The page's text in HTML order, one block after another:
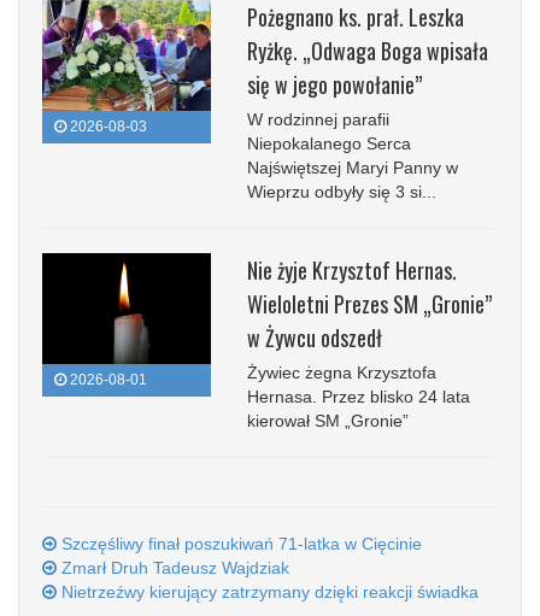
2026-08-03
Pożegnano ks. prał. Leszka
Ryżkę. „Odwaga Boga wpisała
się w jego powołanie”
W rodzinnej parafii
Niepokalanego Serca
Najświętszej Maryi Panny w
Wieprzu odbyły się 3 si...
2026-08-01
Nie żyje Krzysztof Hernas.
Wieloletni Prezes SM „Gronie”
w Żywcu odszedł
Żywiec żegna Krzysztofa
Hernasa. Przez blisko 24 lata
kierował SM „Gronie”
Szczęśliwy finał poszukiwań 71-latka w Cięcinie
Zmarł Druh Tadeusz Wajdziak
Nietrzeźwy kierujący zatrzymany dzięki reakcji świadka